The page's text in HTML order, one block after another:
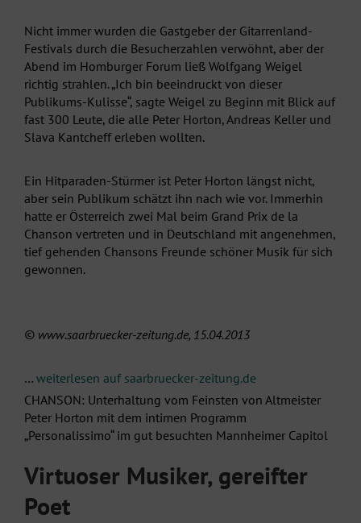
Nicht immer wurden die Gastgeber der Gitarrenland-
Festivals durch die Besucherzahlen verwöhnt, aber der
Abend im Homburger Forum ließ Wolfgang Weigel
richtig strahlen. „Ich bin beeindruckt von dieser
Publikums-Kulisse“, sagte Weigel zu Beginn mit Blick auf
fast 300 Leute, die alle Peter Horton, Andreas Keller und
Slava Kantcheff erleben wollten.
Ein Hitparaden-Stürmer ist Peter Horton längst nicht,
aber sein Publikum schätzt ihn nach wie vor. Immerhin
hatte er Österreich zwei Mal beim Grand Prix de la
Chanson vertreten und in Deutschland mit angenehmen,
tief gehenden Chansons Freunde schöner Musik für sich
gewonnen.
© www.saarbruecker-zeitung.de, 15.04.2013
… weiterlesen auf saarbruecker-zeitung.de
CHANSON: Unterhaltung vom Feinsten von Altmeister
Peter Horton mit dem intimen Programm
„Personalissimo“ im gut besuchten Mannheimer Capitol
Virtuoser Musiker, gereifter
Poet